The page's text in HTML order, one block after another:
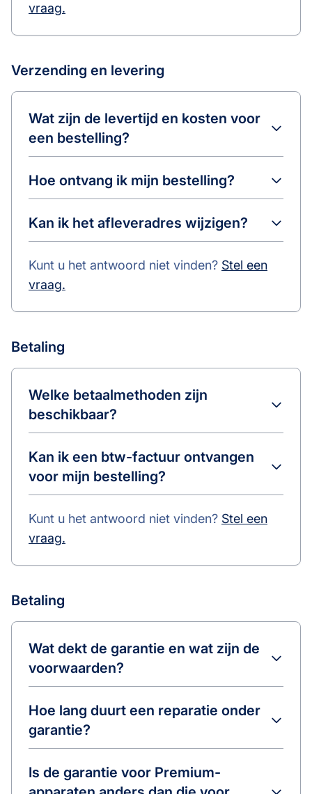
vraag.
Verzending en levering
Wat zijn de levertijd en kosten voor
een bestelling?
Hoe ontvang ik mijn bestelling?
Kan ik het afleveradres wijzigen?
Kunt u het antwoord niet vinden? Stel een
vraag.
Betaling
Welke betaalmethoden zijn
beschikbaar?
Kan ik een btw-factuur ontvangen
voor mijn bestelling?
Kunt u het antwoord niet vinden? Stel een
vraag.
Betaling
Wat dekt de garantie en wat zijn de
voorwaarden?
Hoe lang duurt een reparatie onder
garantie?
Is de garantie voor Premium-